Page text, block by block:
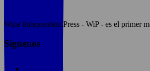
Wine Independent Press - WiP - es el primer
Síguenos